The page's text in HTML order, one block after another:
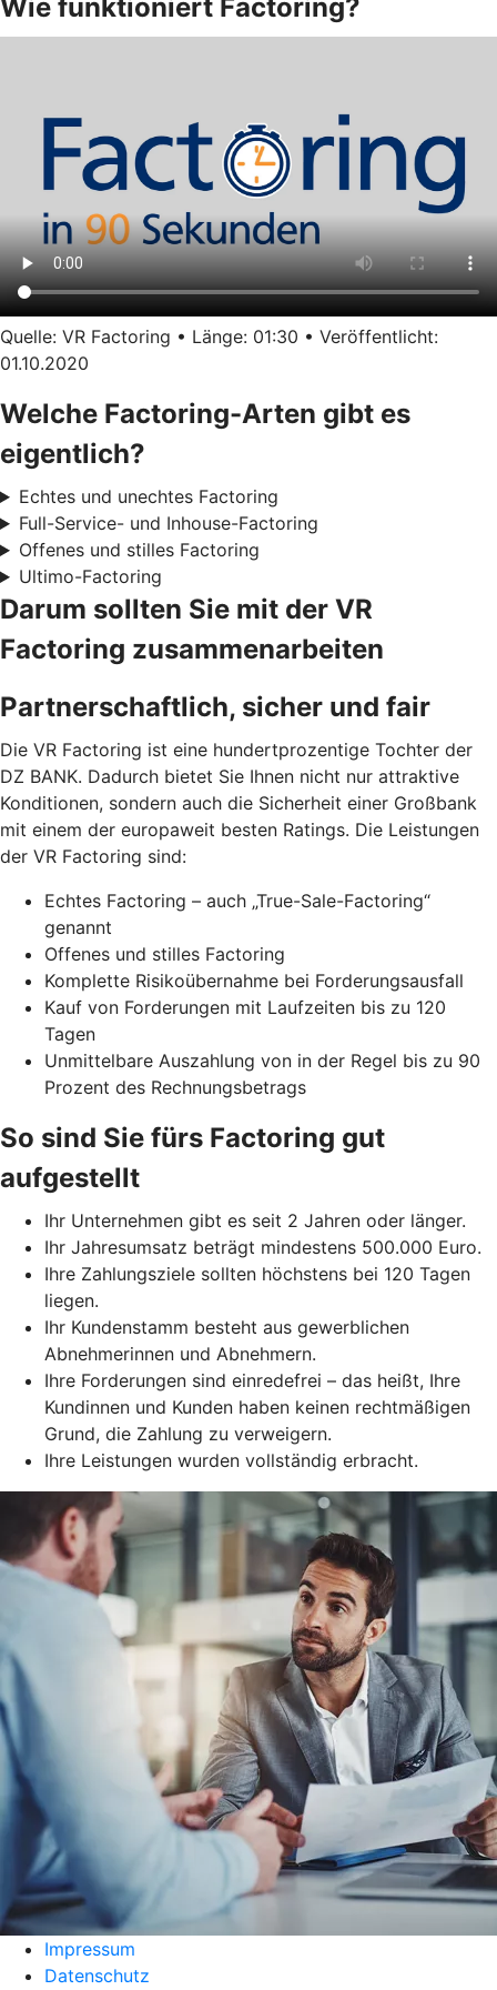
Wie funktioniert Factoring?
Quelle: VR Factoring • Länge: 01:30 • Veröffentlicht:
01.10.2020
Welche Factoring-Arten gibt es
eigentlich?
Echtes und unechtes Factoring
Full-Service- und Inhouse-Factoring
Offenes und stilles Factoring
Ultimo-Factoring
Darum sollten Sie mit der VR
Factoring zusammenarbeiten
Partnerschaftlich, sicher und fair
Die VR Factoring ist eine hundertprozentige Tochter der
DZ BANK. Dadurch bietet Sie Ihnen nicht nur attraktive
Konditionen, sondern auch die Sicherheit einer Großbank
mit einem der europaweit besten Ratings. Die Leistungen
der VR Factoring sind:
Echtes Factoring – auch „True-Sale-Factoring“
genannt
Offenes und stilles Factoring
Komplette Risikoübernahme bei Forderungsausfall
Kauf von Forderungen mit Laufzeiten bis zu 120
Tagen
Unmittelbare Auszahlung von in der Regel bis zu 90
Prozent des Rechnungsbetrags
So sind Sie fürs Factoring gut
aufgestellt
Ihr Unternehmen gibt es seit 2 Jahren oder länger.
Ihr Jahresumsatz beträgt mindestens 500.000 Euro.
Ihre Zahlungsziele sollten höchstens bei 120 Tagen
liegen.
Ihr Kundenstamm besteht aus gewerblichen
Abnehmerinnen und Abnehmern.
Ihre Forderungen sind einredefrei – das heißt, Ihre
Kundinnen und Kunden haben keinen rechtmäßigen
Grund, die Zahlung zu verweigern.
Ihre Leistungen wurden vollständig erbracht.
Impressum
Datenschutz